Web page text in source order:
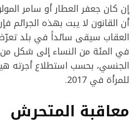
إن كان جعفر العطار أو سامر
أن القانون لا يبت بهذه الجرائم
في المئة من النساء إلى شكل
الجنسي، بحسب استطلاع أجرته
للمرأة في 2017.
معاقبة المتحرش